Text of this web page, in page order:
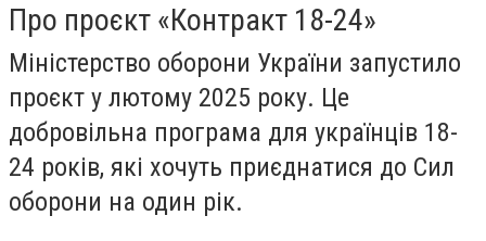
Про проєкт «Контракт 18-24»
Міністерство оборони України запустило
проєкт у лютому 2025 року. Це
добровільна програма для українців 18-
24 років, які хочуть приєднатися до Сил
оборони на один рік.